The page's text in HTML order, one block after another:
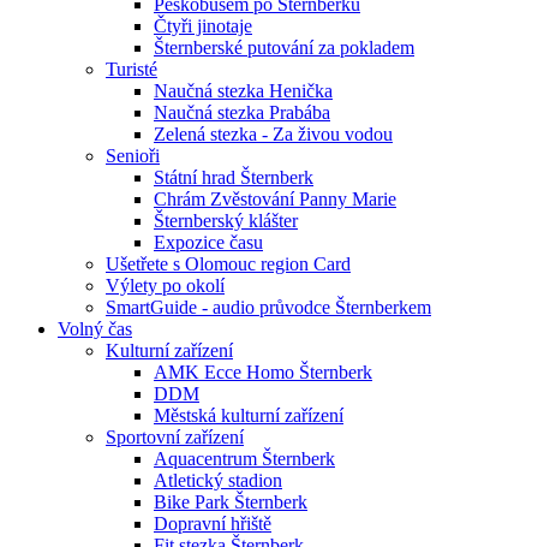
Pěškobusem po Šternberku
Čtyři jinotaje
Šternberské putování za pokladem
Turisté
Naučná stezka Henička
Naučná stezka Prabába
Zelená stezka - Za živou vodou
Senioři
Státní hrad Šternberk
Chrám Zvěstování Panny Marie
Šternberský klášter
Expozice času
Ušetřete s Olomouc region Card
Výlety po okolí
SmartGuide - audio průvodce Šternberkem
Volný čas
Kulturní zařízení
AMK Ecce Homo Šternberk
DDM
Městská kulturní zařízení
Sportovní zařízení
Aquacentrum Šternberk
Atletický stadion
Bike Park Šternberk
Dopravní hřiště